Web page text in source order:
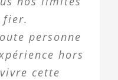
fier.
personne
hors
cette